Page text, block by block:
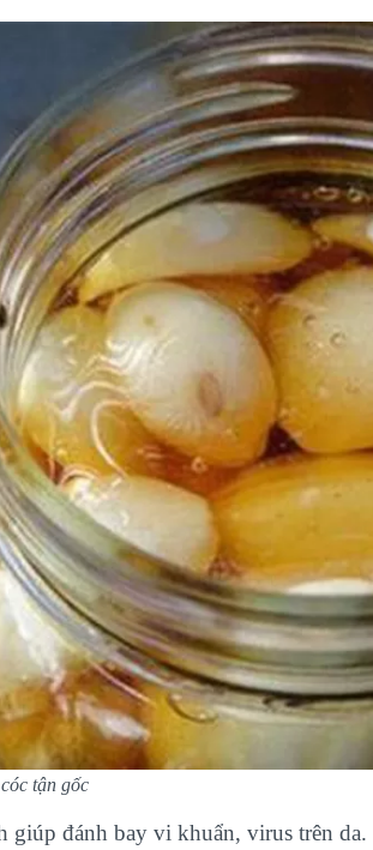
tận gốc
giúp đánh bay vi khuẩn, virus trên da.